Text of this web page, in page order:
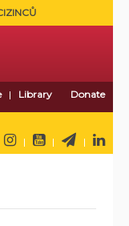
Library Donate